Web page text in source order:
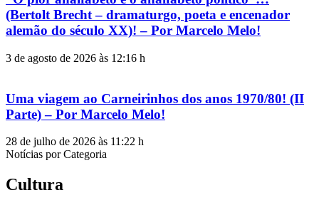
(Bertolt Brecht – dramaturgo, poeta e encenador
alemão do século XX)! – Por Marcelo Melo!
3 de agosto de 2026 às 12:16 h
Uma viagem ao Carneirinhos dos anos 1970/80! (II
Parte) – Por Marcelo Melo!
28 de julho de 2026 às 11:22 h
Notícias por Categoria
Cultura